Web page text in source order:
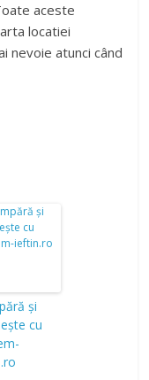
aceste
locatiei
nevoie atunci când
și
cu